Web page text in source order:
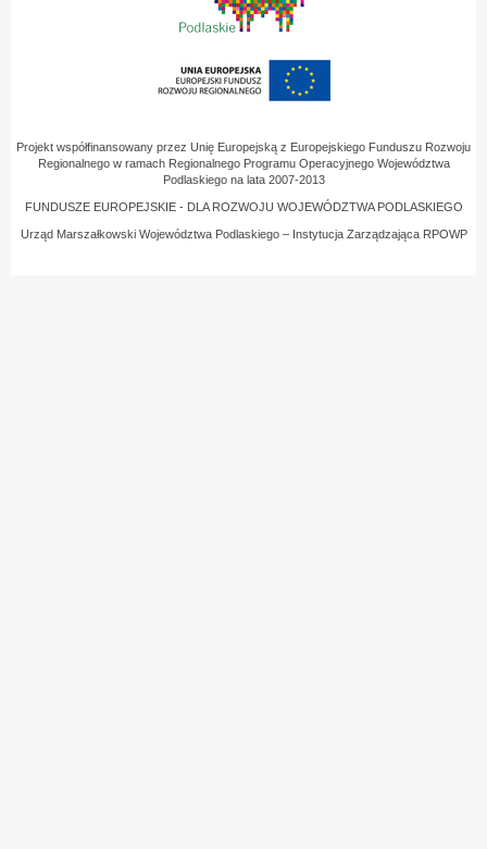
Projekt współfinansowany przez Unię Europejską z Europejskiego Funduszu Rozwoju
Regionalnego w ramach Regionalnego Programu Operacyjnego Województwa
Podlaskiego na lata 2007-2013
FUNDUSZE EUROPEJSKIE - DLA ROZWOJU WOJEWÓDZTWA PODLASKIEGO
Urząd Marszałkowski Województwa Podlaskiego – Instytucja Zarządzająca RPOWP